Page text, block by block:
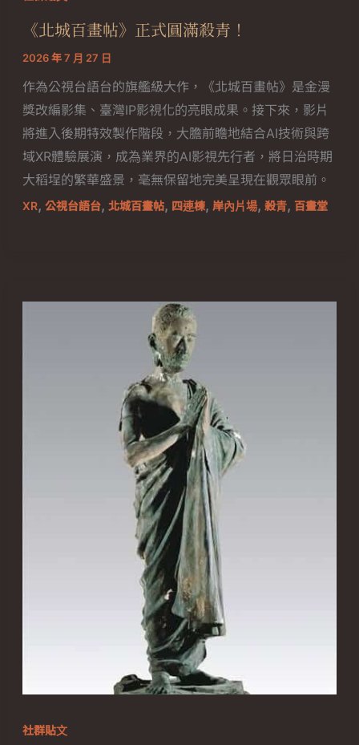
《北城百畫帖》正式圓滿殺青！
2026 年 7 月 27 日
作為公視台語台的旗艦級大作，《北城百畫帖》是金漫
獎改編影集、臺灣IP影視化的亮眼成果。接下來，影片
將進入後期特效製作階段，大膽前瞻地結合AI技術與跨
域XR體驗展演，成為業界的AI影視先行者，將日治時期
大稻埕的繁華盛景，毫無保留地完美呈現在觀眾眼前。
XR, 公視台語台, 北城百畫帖, 四連棟, 岸內片場, 殺青, 百畫堂
社群貼文